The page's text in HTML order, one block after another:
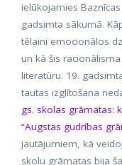
ielūkojamies
gadsimta sākumā.
tēlaini emocionālos
un kā šis
literatūru. 19.
tautas izglītošana
gs. skolas grāmatas:
“Augstas gudrības
jautājumiem, kā
skolu grāmatas bija